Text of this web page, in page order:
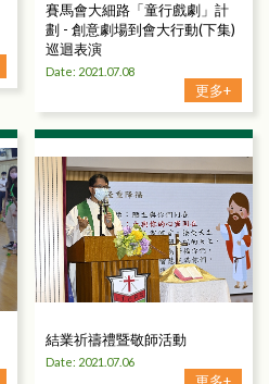
賽馬會大細路「童行戲劇」計
劃 - 創意劇場到會大行動(下集)
巡迴表演
Date: 2021.07.08
更多+
結業祈禱禮暨敬師活動
Date: 2021.07.06
更多+